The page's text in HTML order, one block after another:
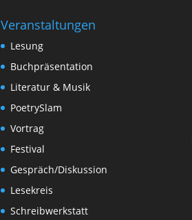
Veranstaltungen
Lesung
Buchpräsentation
Literatur & Musik
PoetrySlam
Vortrag
Festival
Gespräch/Diskussion
Lesekreis
Schreibwerkstatt